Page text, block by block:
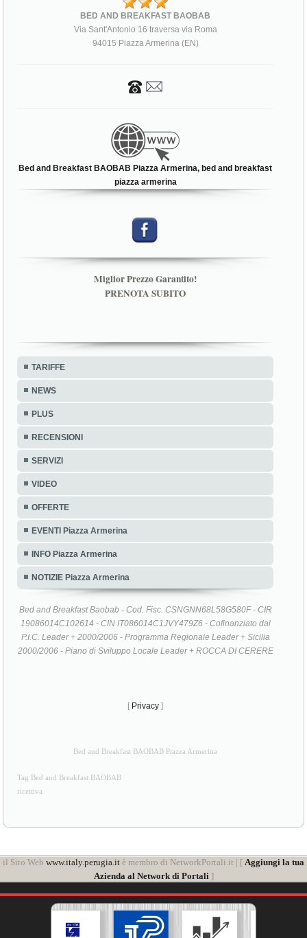
BED AND BREAKFAST BAOBAB
Via Sant'Antonio 16 traversa via Roma
94015 Piazza Armerina (EN)
Bed and Breakfast BAOBAB Piazza Armerina, bed and breakfast
piazza armerina
Miglior Prezzo Garantito!
PRENOTA SUBITO
TARIFFE
NEWS
PLUS
RECENSIONI
SERVIZI
VIDEO
OFFERTE
EVENTI Piazza Armerina
INFO Piazza Armerina
NOTIZIE Piazza Armerina
Bed and Breakfast Baobab - Cod. Fisc. CSNGNN68L58G580F - CIR
19086014C102614 - CIN IT086014C1JVY479Z6 - Cofinanziato dal
P.I.C. Leader + 2000/2006 - Programma Regionale Leader + Sicilia
2000/2006 - Piano di Sviluppo Locale Leader + ROCCA DI CERERE
[ Privacy ]
Bed and Breakfast BAOBAB Piazza Armerina
Tag Bed and Breakfast BAOBAB
ricettiva
il Sito Web www.italy.perugia.it è membro di NetworkPortali.it | [ Aggiungi la tua
Azienda al Network di Portali ]